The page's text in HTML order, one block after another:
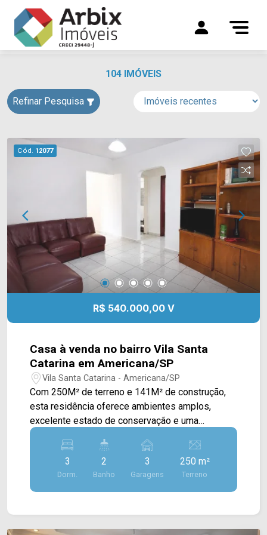
104 IMÓVEIS
Refinar Pesquisa
Cód. 12077
R$ 540.000,00 V
Casa à venda no bairro Vila Santa
Catarina em Americana/SP
Vila Santa Catarina - Americana/SP
Com 250M² de terreno e 141M² de construção,
esta residência oferece ambientes amplos,
excelente estado de conservação e uma
localização estratégica, sendo uma ótima opção
tanto para moradia quanto para quem busca um
imóvel com potencial para uso residencial ou
comercial. A área social proporciona ambientes
confortáveis para a rotina da família. O imóvel
3
Dorm.
2
Banho
3
Garagens
250 m²
Terreno